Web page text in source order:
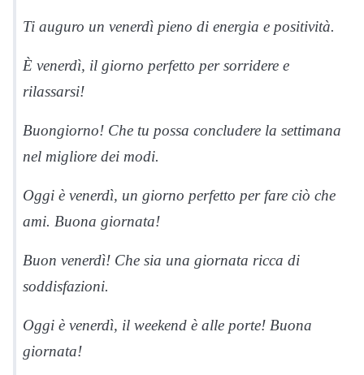
Ti auguro un venerdì pieno di energia e positività.
È venerdì, il giorno perfetto per sorridere e
rilassarsi!
Buongiorno! Che tu possa concludere la settimana
nel migliore dei modi.
Oggi è venerdì, un giorno perfetto per fare ciò che
ami. Buona giornata!
Buon venerdì! Che sia una giornata ricca di
soddisfazioni.
Oggi è venerdì, il weekend è alle porte! Buona
giornata!